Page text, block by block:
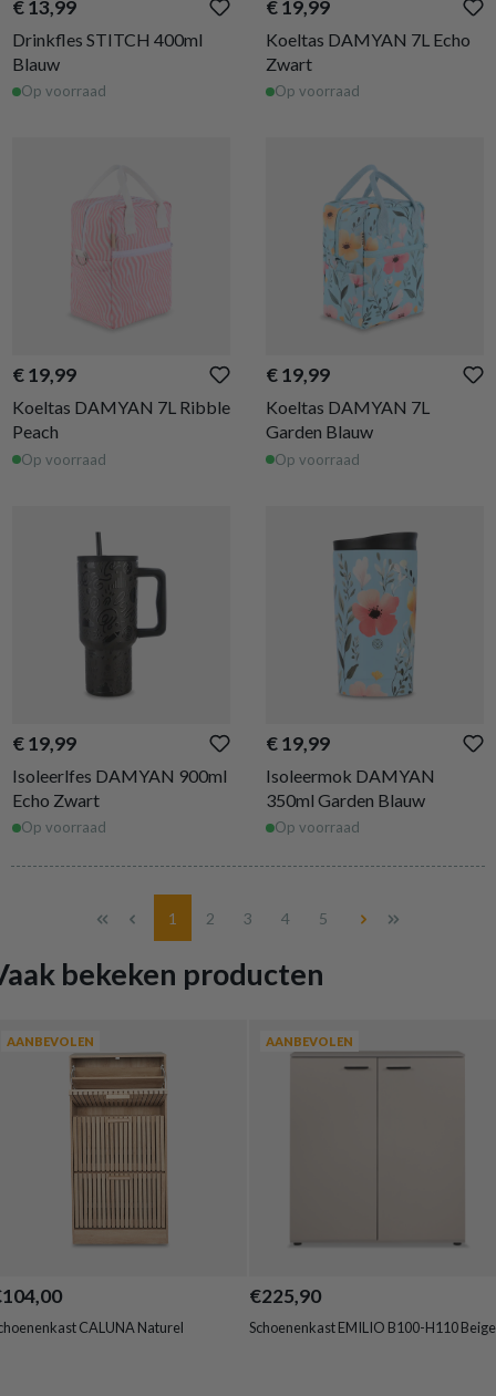
€ 13,99
Drinkfles STITCH 400ml
Blauw
Op voorraad
€ 19,99
Koeltas DAMYAN 7L Echo
Zwart
Op voorraad
€ 19,99
Koeltas DAMYAN 7L Ribble
Peach
Op voorraad
€ 19,99
Koeltas DAMYAN 7L
Garden Blauw
Op voorraad
€ 19,99
Isoleerlfes DAMYAN 900ml
Echo Zwart
Op voorraad
€ 19,99
Isoleermok DAMYAN
350ml Garden Blauw
Op voorraad
Pagina
1 Pagina
2 Pagina
3 Pagina
4 Pagina
5
bekeken producten
AANBEVOLEN
CALUNA Naturel
AANBEVOLEN
€225,90
Schoenenkast EMILIO B100-H110 Beige